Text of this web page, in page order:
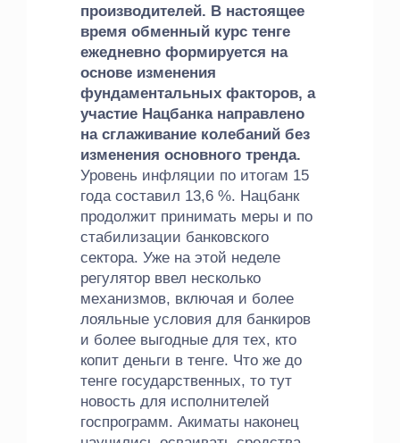
производителей. В настоящее
время обменный курс тенге
ежедневно формируется на
основе изменения
фундаментальных факторов, а
участие Нацбанка направлено
на сглаживание колебаний без
изменения основного тренда.
Уровень инфляции по итогам 15
года составил 13,6 %. Нацбанк
продолжит принимать меры и по
стабилизации банковского
сектора. Уже на этой неделе
регулятор ввел несколько
механизмов, включая и более
лояльные условия для банкиров
и более выгодные для тех, кто
копит деньги в тенге. Что же до
тенге государственных, то тут
новость для исполнителей
госпрограмм. Акиматы наконец